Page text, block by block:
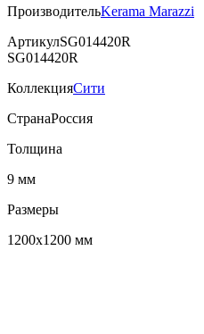
ПроизводительKerama Marazzi
АртикулSG014420R
SG014420R
КоллекцияСити
СтранаРоссия
Толщина
9 мм
Размеры
1200х1200 мм